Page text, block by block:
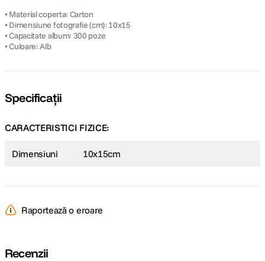
• Material coperta: Carton
• Dimensiune fotografie (cm): 10x15
• Capacitate album: 300 poze
• Culoare: Alb
Specificații
CARACTERISTICI FIZICE:
Dimensiuni 10x15cm
Raportează o eroare
Recenzii